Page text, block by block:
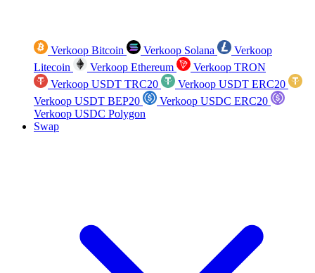
Verkoop Bitcoin Verkoop Solana
Verkoop
Litecoin
Verkoop Ethereum
Verkoop TRON
Verkoop USDT TRC20
Verkoop USDT ERC20
Verkoop USDT BEP20
Verkoop USDC ERC20
Verkoop USDC Polygon
Swap